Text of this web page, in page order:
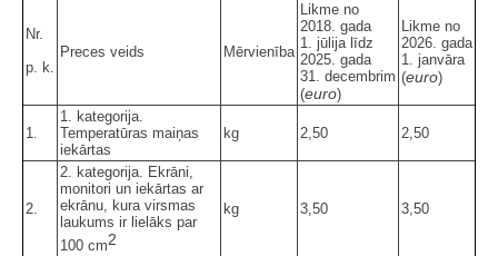
Nr.
p. k.
Preces veids Mērvienība
Likme no
2018. gada
1. jūlija līdz
2025. gada
31. decembrim
(euro)
Likme no
2026. gada
1. janvāra
(euro)
1.
1. kategorija.
Temperatūras maiņas
iekārtas
kg 2,50 2,50
2.
2. kategorija. Ekrāni,
monitori un iekārtas ar
ekrānu, kura virsmas
laukums ir lielāks par
100 cm2
kg 3,50 3,50